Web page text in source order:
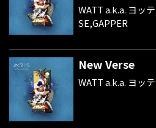
WATT a.k.a. ヨッ
SE,GAPPER
New Verse
WATT a.k.a. ヨッ